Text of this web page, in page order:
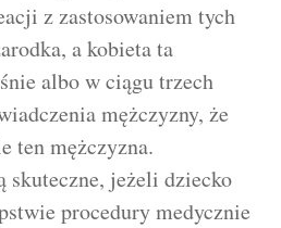
z zastosowaniem tych
a kobieta ta
albo w ciągu trzech
mężczyzny, że
ten mężczyzna.
skuteczne, jeżeli dziecko
procedury medycznie